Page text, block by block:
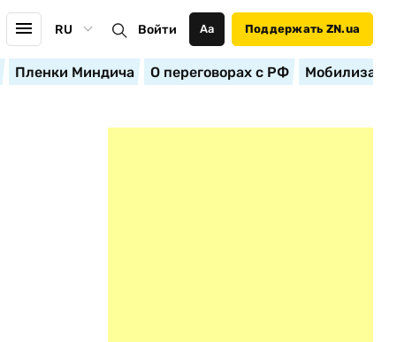
RU Войти Аа Поддержать ZN.ua
Пленки Миндича О переговорах с РФ